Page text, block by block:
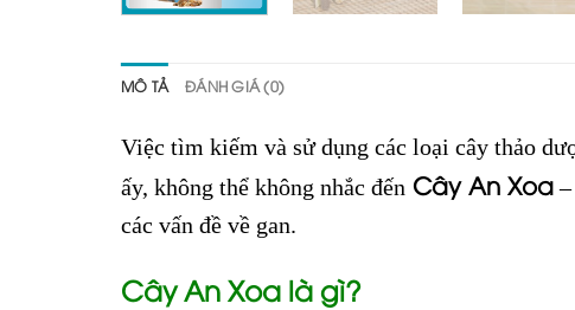
MÔ TẢ ĐÁNH GIÁ (0)
Việc tìm kiếm và sử dụng các loại cây thảo
ấy, không thể không nhắc đến Cây An Xoa
các vấn đề về gan.
Cây An Xoa là gì?